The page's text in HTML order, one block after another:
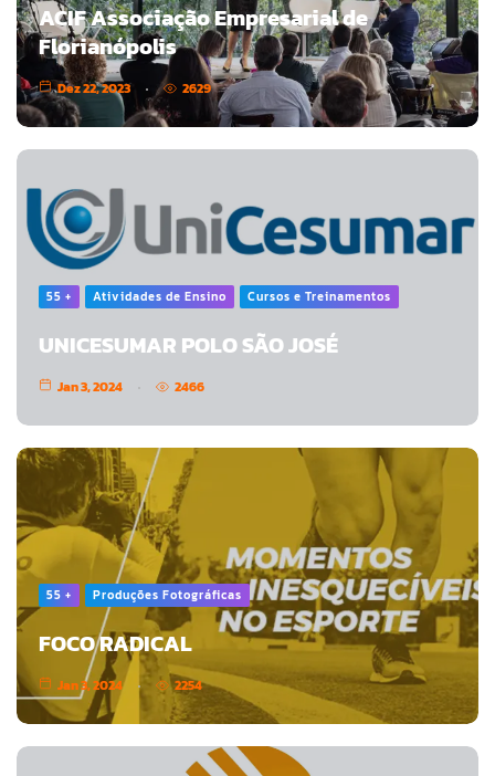
ACIF Associação Empresarial de
Florianópolis
Dez 22, 2023 2629
55 + Atividades de Ensino Cursos e Treinamentos
UNICESUMAR POLO SÃO JOSÉ
Jan 3, 2024 2466
55 + Produções Fotográficas
FOCO RADICAL
Jan 3, 2024 2254